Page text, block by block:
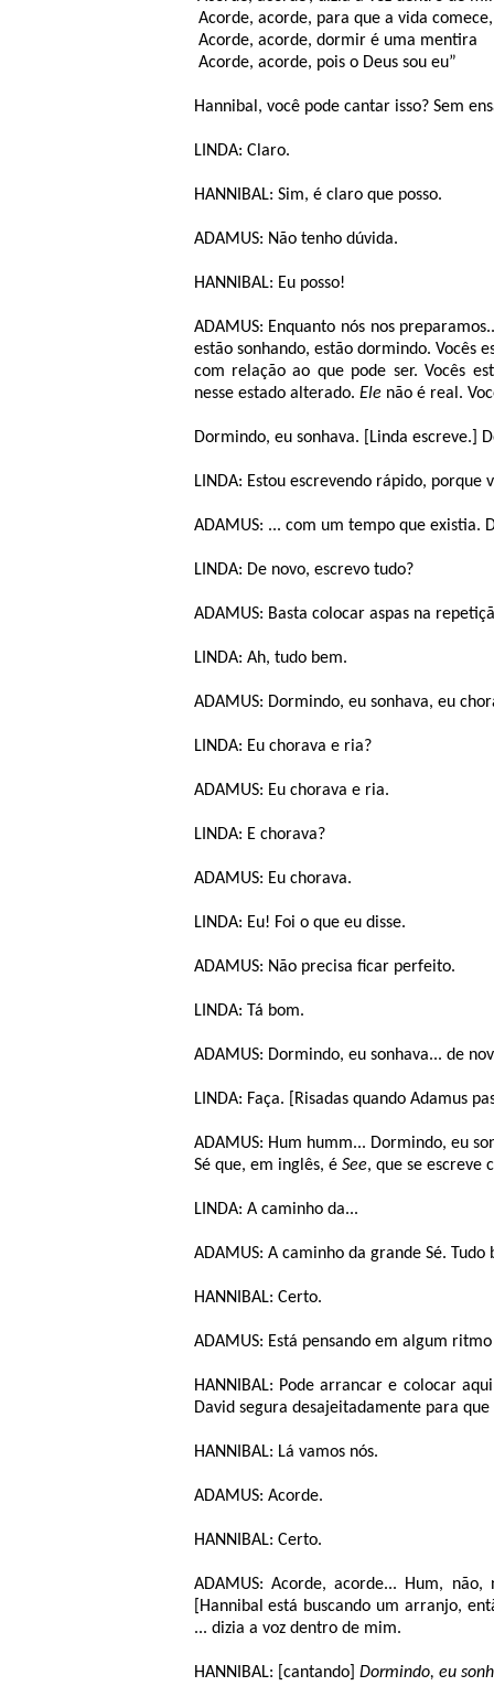
Acorde, acorde, para que a vida
Acorde, acorde, dormir é uma mentira
Acorde, acorde, pois o Deus sou eu”
Hannibal, você pode cantar isso? Sem
LINDA: Claro.
HANNIBAL: Sim, é claro que posso.
ADAMUS: Não tenho dúvida.
HANNIBAL: Eu posso!
ADAMUS: Enquanto nós nos
estão sonhando, estão dormindo. Vocês
com relação ao que pode ser. Vocês
nesse estado alterado. Elenão é real.
Dormindo, eu sonhava. [Linda escreve.]
LINDA: Estou escrevendo rápido, porque
ADAMUS: ... com um tempo que existia.
LINDA: De novo, escrevo tudo?
ADAMUS: Basta colocar aspas na
LINDA: Ah, tudo bem.
ADAMUS: Dormindo, eu sonhava, eu
LINDA: Eu chorava e ria?
ADAMUS: Eu chorava e ria.
LINDA: E chorava?
ADAMUS: Eu chorava.
LINDA: Eu! Foi o que eu disse.
ADAMUS: Não precisa ficar perfeito.
LINDA: Tá bom.
ADAMUS: Dormindo, eu sonhava... de
LINDA: Faça. [Risadas quando Adamus
ADAMUS: Hum humm... Dormindo, eu
Sé que, em inglês, é See, que se escreve
LINDA: A caminho da...
ADAMUS: A caminho da grande Sé.
HANNIBAL: Certo.
ADAMUS: Está pensando em algum
HANNIBAL: Pode arrancar e colocar
David segura desajeitadamente para
HANNIBAL: Lá vamos nós.
ADAMUS: Acorde.
HANNIBAL: Certo.
ADAMUS: Acorde, acorde... Hum,
[Hannibal está buscando um arranjo,
... dizia a voz dentro de mim.
HANNIBAL: [cantando] Dormindo, eu